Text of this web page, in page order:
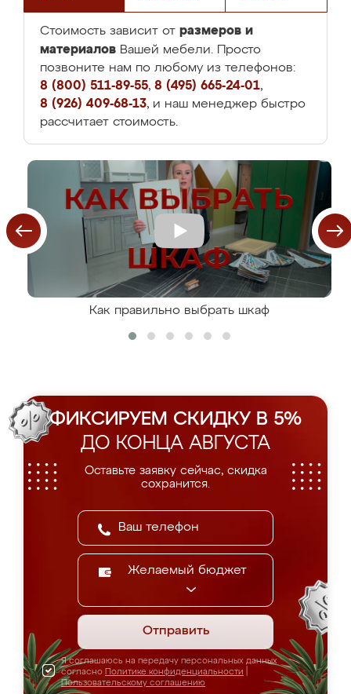
Стоимость зависит от размеров и
материалов Вашей мебели. Просто
позвоните нам по любому из телефонов:
8 (800) 511-89-55, 8 (495) 665-24-01,
8 (926) 409-68-13, и наш менеджер быстро
рассчитает стоимость.
Как правильно выбрать шкаф
ФИКСИРУЕМ СКИДКУ В 5%
ДО КОНЦА АВГУСТА
Оставьте заявку сейчас, скидка
сохранится.
Желаемый бюджет
Отправить
Я соглашаюсь на передачу персональных данных
согласно Политике конфиденциальности
Пользовательскому соглашению